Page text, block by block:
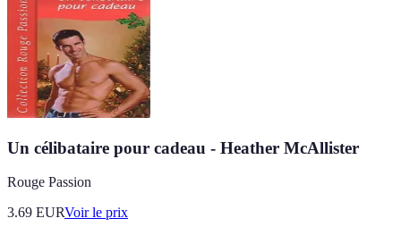
Un célibataire pour cadeau - Heather McAllister
Rouge Passion
3.69 EURVoir le prix